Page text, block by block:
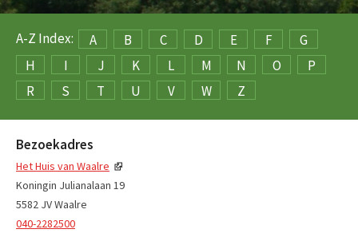
A-Z Index: A B C D E F
G
H
I J K L M N O
P
R
S T U V W Z
Bezoekadres
Het Huis van Waalre
Koningin Julianalaan 19
5582 JV Waalre
040-2282500